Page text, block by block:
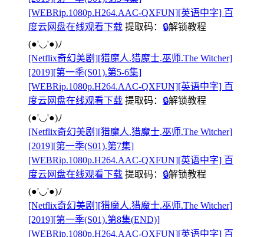
[WEBRip.1080p.H264.AAC-QXFUN][英语中字] 百
度云网盘在线观看下载 提取码： 🔒解锁教程
(●'◡'●)ﾉ
[Netflix奇幻美剧][猎魔人.猎魔士.巫师.The Witcher]
[2019][第一季(S01).第5-6集]
[WEBRip.1080p.H264.AAC-QXFUN][英语中字] 百
度云网盘在线观看下载 提取码： 🔒解锁教程
(●'◡'●)ﾉ
[Netflix奇幻美剧][猎魔人.猎魔士.巫师.The Witcher]
[2019][第一季(S01).第7集]
[WEBRip.1080p.H264.AAC-QXFUN][英语中字] 百
度云网盘在线观看下载 提取码： 🔒解锁教程
(●'◡'●)ﾉ
[Netflix奇幻美剧][猎魔人.猎魔士.巫师.The Witcher]
[2019][第一季(S01).第8集(END)]
[WEBRip.1080p.H264.AAC-QXFUN][英语中字] 百